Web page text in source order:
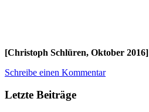
[Christoph Schlüren, Oktober 2016]
Schreibe einen Kommentar
Letzte Beiträge